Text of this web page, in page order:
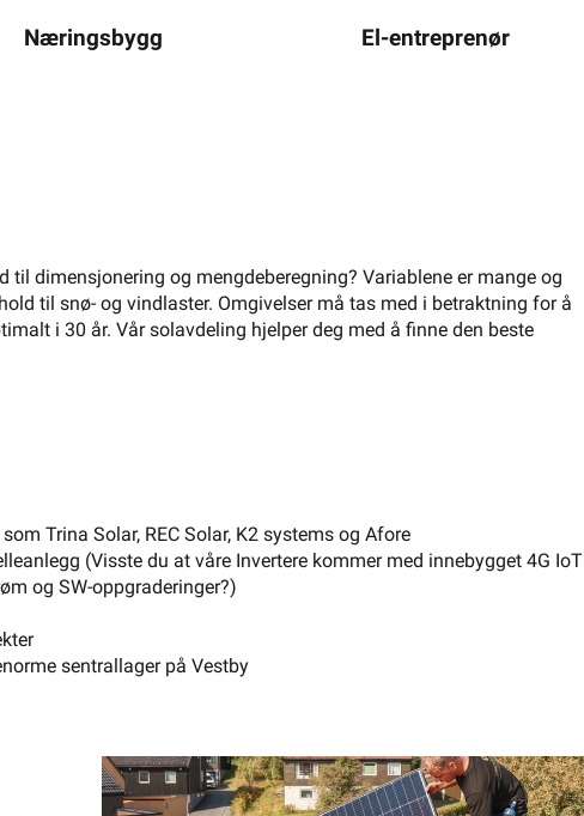
og løsninger for private hjem, landbruk og næring. Det er et
våre installasjonspartnere har vi som ambisjon om å bidra til en
grønne skiftet - velg solenergi!
til dimensjonering og mengdeberegning? Variablene er mange og
til snø- og vindlaster. Omgivelser må tas med i betraktning for å
i 30 år. Vår solavdeling hjelper deg med å finne den beste
Næringsbygg El-entreprenør
dimensjonering og mengdeberegning? Variablene er mange og
til snø- og vindlaster. Omgivelser må tas med i betraktning for å
i 30 år. Vår solavdeling hjelper deg med å finne den beste
Trina Solar, REC Solar, K2 systems og Afore
(Visste du at våre Invertere kommer med innebygget 4G IoT
og SW-oppgraderinger?)
sentrallager på Vestby